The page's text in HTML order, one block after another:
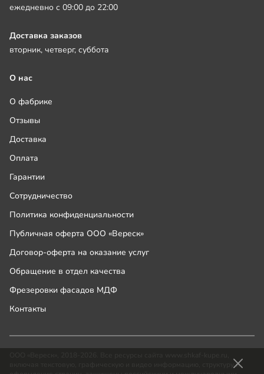
ежедневно с 09:00 до 22:00
Доставка заказов
вторник, четверг, суббота
О нас
О фабрике
Отзывы
Доставка
Оплата
Гарантии
Сотрудничество
Политика конфиденциальности
Публичная оферта ООО «Вереск»
Договор-оферта на оказание услуг
Обращение в отдел качества
Фрезеровки фасадов МДФ
Контакты
включая текстовую, графическую и видео информацию, структуру и